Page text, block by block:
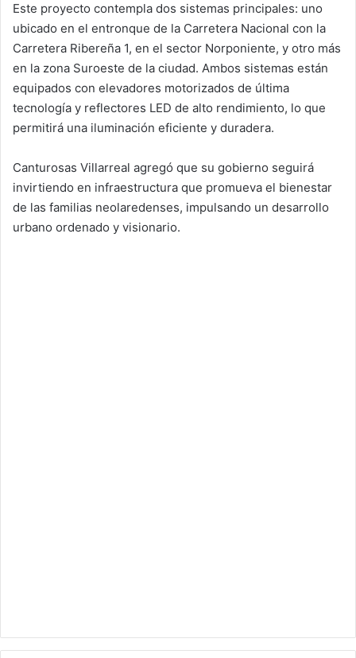
Este proyecto contempla dos sistemas principales: uno
ubicado en el entronque de la Carretera Nacional con la
Carretera Ribereña 1, en el sector Norponiente, y otro más
en la zona Suroeste de la ciudad. Ambos sistemas están
equipados con elevadores motorizados de última
tecnología y reflectores LED de alto rendimiento, lo que
permitirá una iluminación eficiente y duradera.
Canturosas Villarreal agregó que su gobierno seguirá
invirtiendo en infraestructura que promueva el bienestar
de las familias neolaredenses, impulsando un desarrollo
urbano ordenado y visionario.